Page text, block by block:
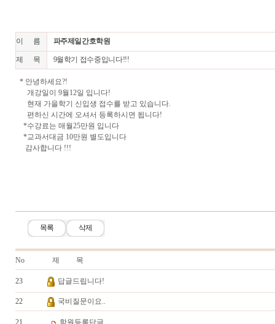
이 름 파주제일간호학원
제 목 9월학기 접수중입니다!!!
* 안녕하세요?!
개강일이 9월12일 입니다!
현재 가을학기 신입생 접수를 받고 있습니다.
편하신 시간에 오셔서 등록하시면 됩니다!
*수강료는 매월25만원 입니다
*교과서대금 10만원 별도입니다
감사합니다 !!!
목록 삭제
No 제 목
23 답글드립니다!
22 국비질문이요..
21 학원등록답글